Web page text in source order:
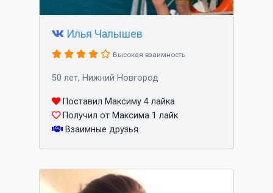
Илья Чалышев
Высокая взаимность
50 лет, Нижний Новгород
Поставил Максиму 4 лайка
Получил от Максима 1 лайк
Взаимные друзья